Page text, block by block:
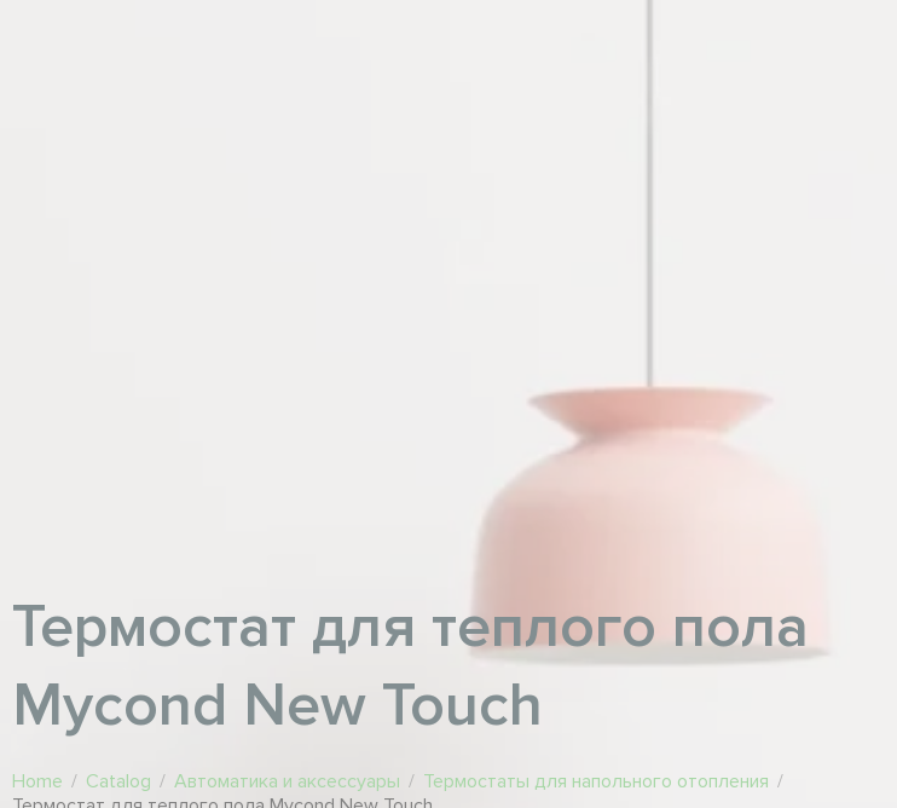
Термостат для теплого пола
Mycond New Touch
Home / Catalog / Автоматика и аксессуары / Термостаты для напольного отопления /